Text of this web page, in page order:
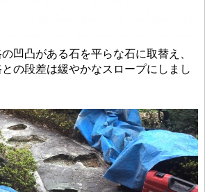
凹凸がある石を平らな石に取替え、
の段差は緩やかなスロープにしまし